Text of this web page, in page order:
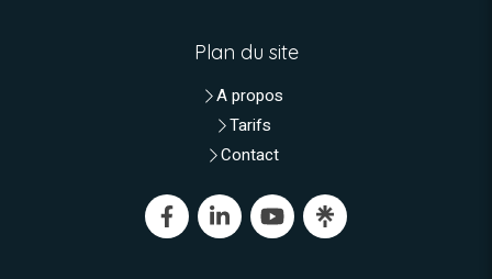
Plan du site
A propos
Tarifs
Contact